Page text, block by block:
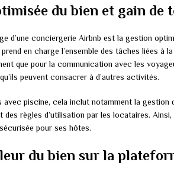
du bien et gain de
d’une conciergerie Airbnb est la gestion
prend en charge l’ensemble des tâches liées à
que pour la communication avec les
peuvent consacrer à d’autres activités.
avec piscine, cela inclut notamment la gestion
règles d’utilisation par les locataires.
pour ses hôtes.
du bien sur la